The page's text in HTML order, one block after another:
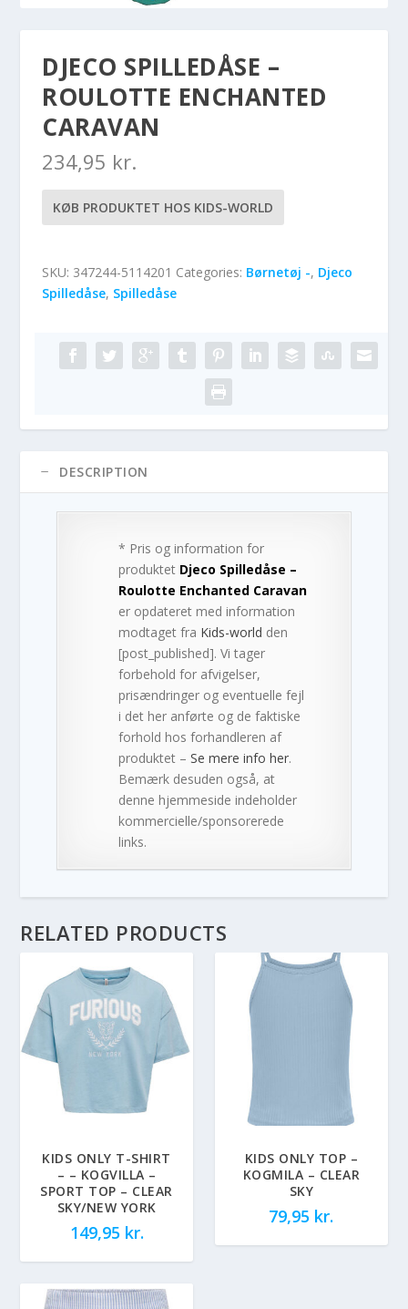
DJECO SPILLEDÅSE –
ROULOTTE ENCHANTED
CARAVAN
234,95 kr.
KØB PRODUKTET HOS KIDS-WORLD
SKU: 347244-5114201 Categories: Børnetøj -, Djeco
Spilledåse, Spilledåse
DESCRIPTION
* Pris og information for
produktet Djeco Spilledåse –
Roulotte Enchanted Caravan
er opdateret med information
modtaget fra Kids-world den
[post_published]. Vi tager
forbehold for afvigelser,
prisændringer og eventuelle fejl
i det her anførte og de faktiske
forhold hos forhandleren af
produktet –Se mere info her.
Bemærk desuden også, at
denne hjemmeside indeholder
kommercielle/sponsorerede
links.
RELATED PRODUCTS
KIDS ONLY T-SHIRT
– – KOGVILLA –
SPORT TOP – CLEAR
SKY/NEW YORK
149,95 kr.
KIDS ONLY TOP –
KOGMILA – CLEAR
SKY
79,95 kr.